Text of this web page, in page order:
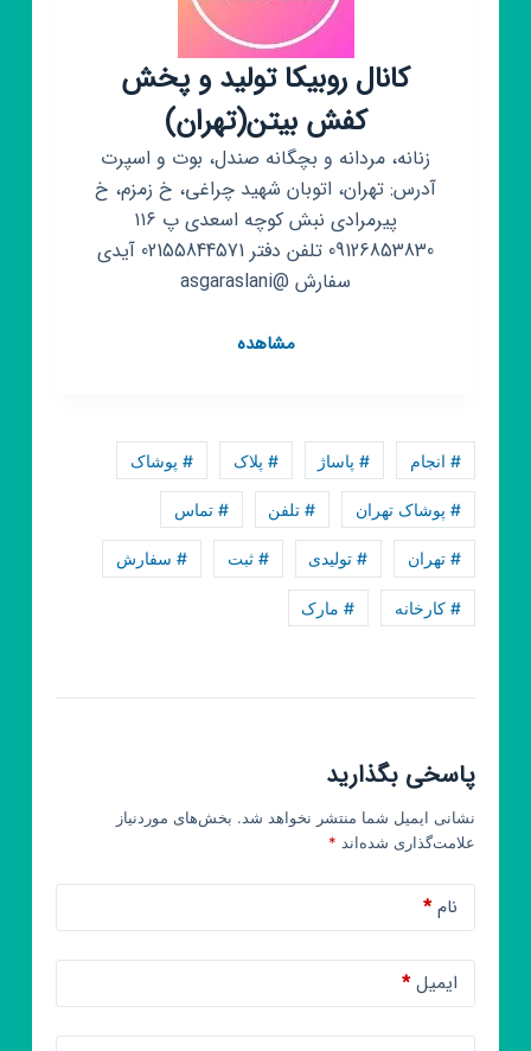
کانال روبیکا تولید و پخش
کفش بیتن(تهران)
زنانه، مردانه و بچگانه صندل، بوت و اسپرت
آدرس: تهران، اتوبان شهید چراغی، خ زمزم، خ
پیرمرادی نبش کوچه اسعدی پ ۱۱۶
09126853830 تلفن دفتر 02155844571 آیدی
سفارش @asgaraslani
مشاهدهکانال
کفش
بیتن(تهران)
# انجام # پاساژ # پلاک # پوشاک
# پوشاک تهران # تلفن # تماس
# تهران # تولیدی # ثبت # سفارش
# کارخانه # مارک
پاسخی بگذارید
نشانی ایمیل شما منتشر نخواهد شد. بخش‌های موردنیاز
علامت‌گذاری شده‌اند *
نام*
ایمیل*